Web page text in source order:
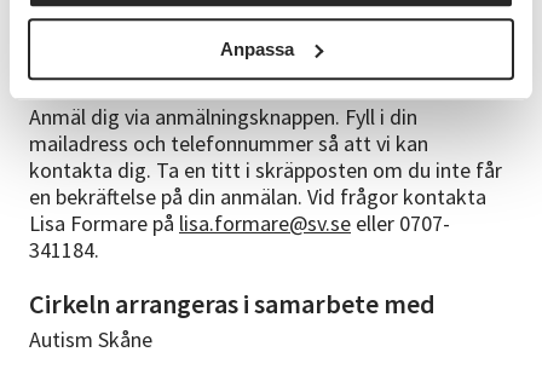
Anpassa
gruppen hjälps åt med att bidra till innehållet i cirkeln.
Anmälningsinformation
Anmäl dig via anmälningsknappen. Fyll i din
mailadress och telefonnummer så att vi kan
kontakta dig. Ta en titt i skräpposten om du inte får
en bekräftelse på din anmälan. Vid frågor kontakta
Lisa Formare på lisa.formare@sv.se eller 0707-
341184.
Cirkeln arrangeras i samarbete med
Autism Skåne